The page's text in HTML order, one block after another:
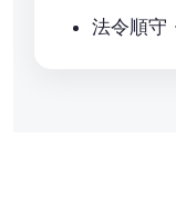
法令順守